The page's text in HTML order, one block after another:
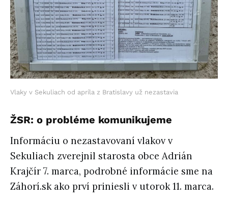
Vlaky v Sekuliach od apríla z Bratislavy už nezastavia
ŽSR: o probléme komunikujeme
Informáciu o nezastavovaní vlakov v
Sekuliach zverejnil starosta obce Adrián
Krajčír 7. marca, podrobné informácie sme na
Záhorí.sk ako prví priniesli v utorok 11. marca.